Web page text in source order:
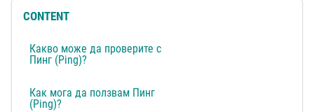
CONTENT
Какво може да проверите с
Пинг (Ping)?
Как мога да ползвам Пинг
(Ping)?